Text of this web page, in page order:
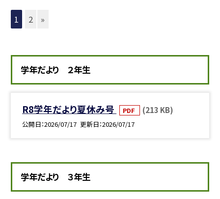
1 2 »
学年だより ２年生
R8学年だより夏休み号 PDF (213 KB)
公開日 2026/07/17 更新日 2026/07/17
学年だより ３年生